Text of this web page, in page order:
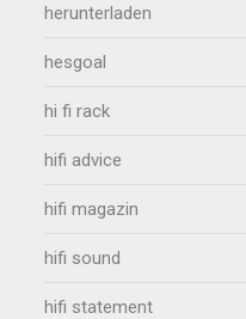
herunterladen
hesgoal
hi fi rack
hifi advice
hifi magazin
hifi sound
hifi statement